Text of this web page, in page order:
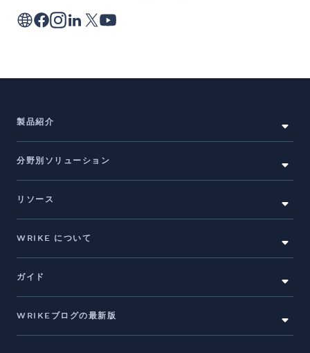
製品紹介
分野別ソリューション
リソース
WRIKE について
ガイド
WRIKEブログの最新版